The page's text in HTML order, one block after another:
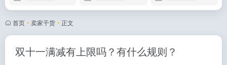
首页 • 卖家干货 • 正文
双十一满减有上限吗？有什么规则？